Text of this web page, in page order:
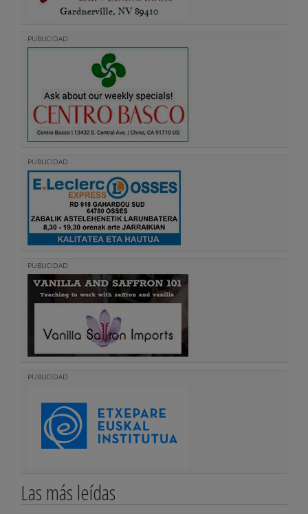
PUBLICIDAD
PUBLICIDAD
PUBLICIDAD
PUBLICIDAD
Las más leídas